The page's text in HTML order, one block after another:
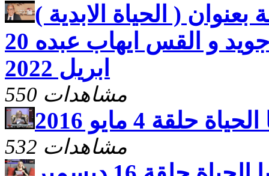
( الحياة الابدية )
مع القس فتحى جويد و القس ايهاب عبده 20
ابريل 2022
550 مشاهدات
حلقة 4 مايو 2016
532 مشاهدات